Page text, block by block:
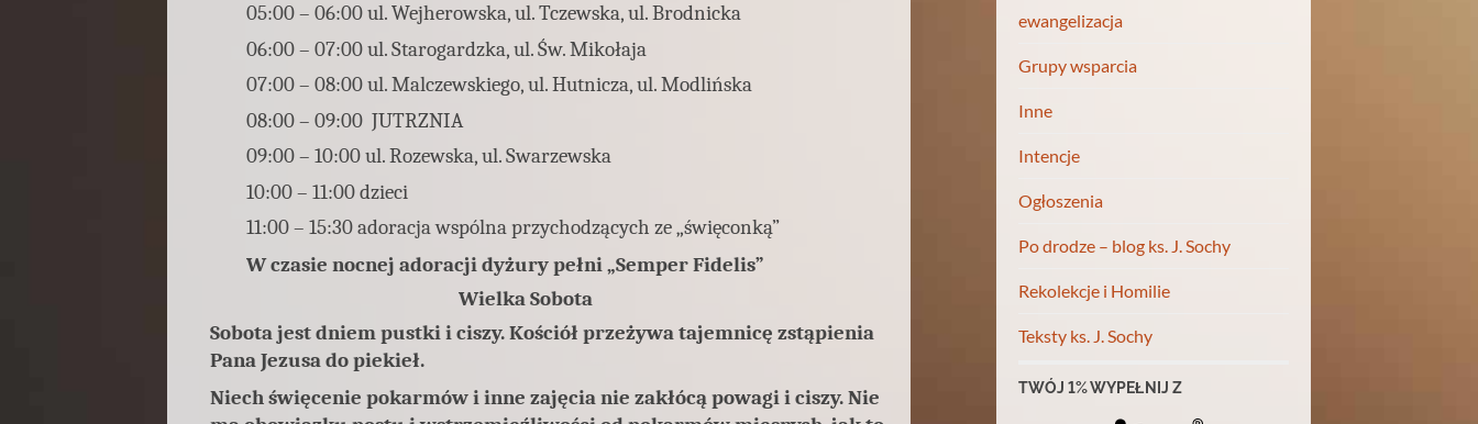
05:00 – 06:00 ul. Wejherowska, ul. Tczewska, ul. Brodnicka
06:00 – 07:00 ul. Starogardzka, ul. Św. Mikołaja
07:00 – 08:00 ul. Malczewskiego, ul. Hutnicza, ul. Modlińska
08:00 – 09:00 JUTRZNIA
09:00 – 10:00 ul. Rozewska, ul. Swarzewska
10:00 – 11:00 dzieci
11:00 – 15:30 adoracja wspólna przychodzących ze „święconką”
W czasie nocnej adoracji dyżury pełni „Semper Fidelis”
Wielka Sobota
Sobota jest dniem pustki i ciszy. Kościół przeżywa tajemnicę zstąpienia
Pana Jezusa do piekieł.
Niech święcenie pokarmów i inne zajęcia nie zakłócą powagi i ciszy. Nie
ewangelizacja
Grupy wsparcia
Inne
Intencje
Ogłoszenia
Po drodze – blog ks. J. Sochy
Rekolekcje i Homilie
Teksty ks. J. Sochy
TWÓJ 1% WYPEŁNIJ Z